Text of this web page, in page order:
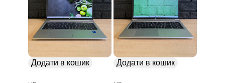
Додати в кошик Додати в кошик